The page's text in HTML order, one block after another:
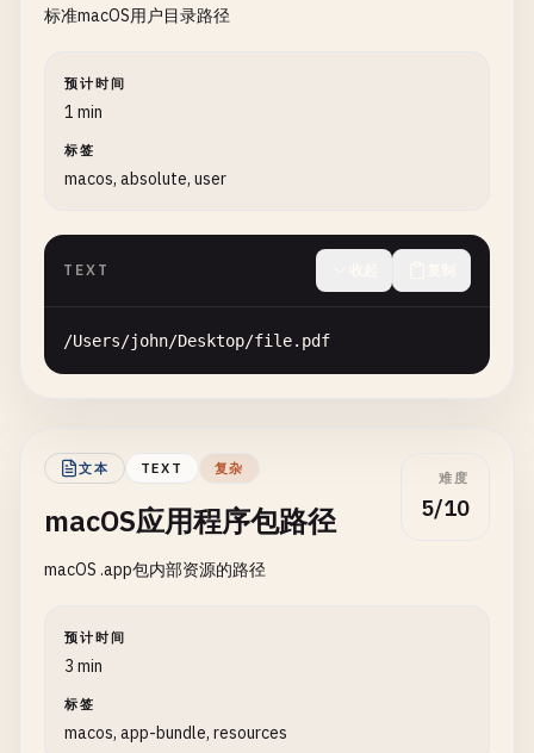
标准macOS用户目录路径
预计时间
1 min
标签
macos, absolute, user
TEXT
/Users/john/Desktop/file. pdf
文本 TEXT 复杂
macOS应用程序包路径
macOS .app包内部资源的路径
难度
5/10
预计时间
3 min
标签
macos, app-bundle, resources